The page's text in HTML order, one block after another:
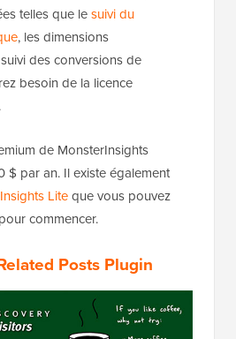
telles que lesuivi du
, les dimensions
des conversions de
besoin de la licence
.
de MonsterInsights
$ par an. Il existe également
Liteque vous pouvez
commencer.
Posts Plugin